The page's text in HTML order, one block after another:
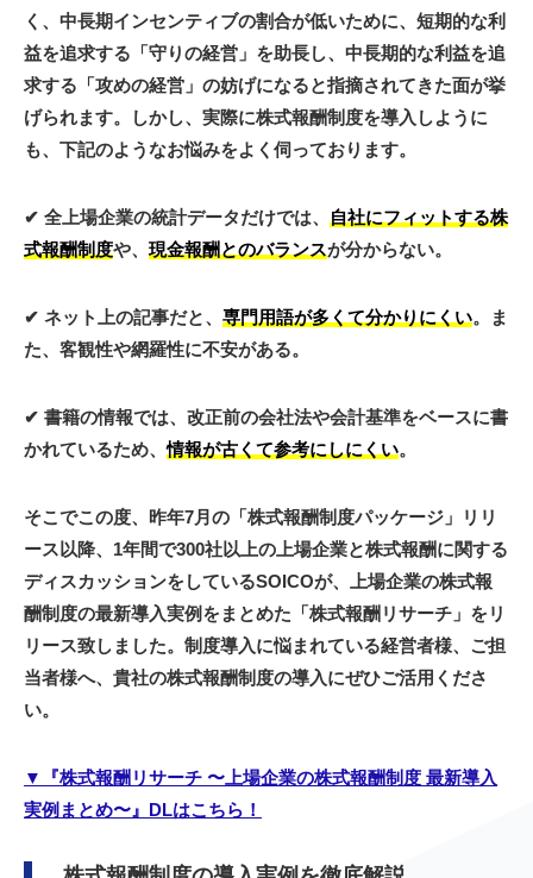
く、中長期インセンティブの割合が低いために、短期的な利
益を追求する「守りの経営 」を助長し、中長期的な利益を追
求する「攻めの経営 」の妨げになると指摘されてきた面が挙
げられます。しかし、実際に株式報酬制度を導入しように
も、下記のようなお悩みをよく伺っております。
✔︎ 全上場企業の統計データだけでは、
自社にフィットする株
式報酬制度や、 現金報酬とのバランスが分からない。
✔︎ ネット上の記事だと、 専門用語が多くて分かりにくい。ま
た、客観性や網羅性に不安がある。
✔︎ 書籍の情報では、改正前の会社法や会計基準をベースに書
かれているため、情報が古くて参考にしにくい。
そこでこの度、昨年7月の「株式報酬制度パッケージ」リリ
ース以降、1年間で300社以上の上場企業と株式報酬に関する
ディスカッションをしているSOICOが、
上場企業の株式報
酬制度の最新導入実例をまとめた「株式報酬リサーチ」 をリ
リース致しました。制度導入に悩まれている経営者様、ご担
当者様へ、貴社の株式報酬制度の導入にぜひご活用くださ
い。
▼『株式報酬リサーチ 〜上場企業の株式報酬制度 最新導入
実例まとめ〜』DLはこちら！